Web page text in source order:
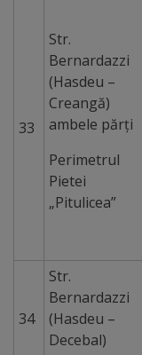
33
Str.
Bernardazzi
(Hasdeu –
Creangă)
ambele părți
Perimetrul
Pietei
„Pitulicea”
34
Str.
Bernardazzi
(Hasdeu –
Decebal)